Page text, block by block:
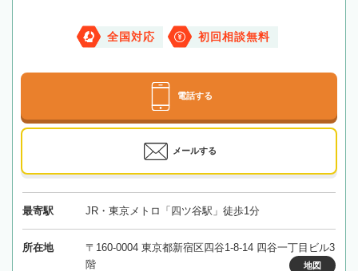
全国対応 初回相談無料
電話する
メールする
最寄駅 JR・東京メトロ「四ツ谷駅」徒歩1分
所在地
〒160-0004 東京都新宿区四谷1-8-14 四谷一丁目ビル3
階
地図